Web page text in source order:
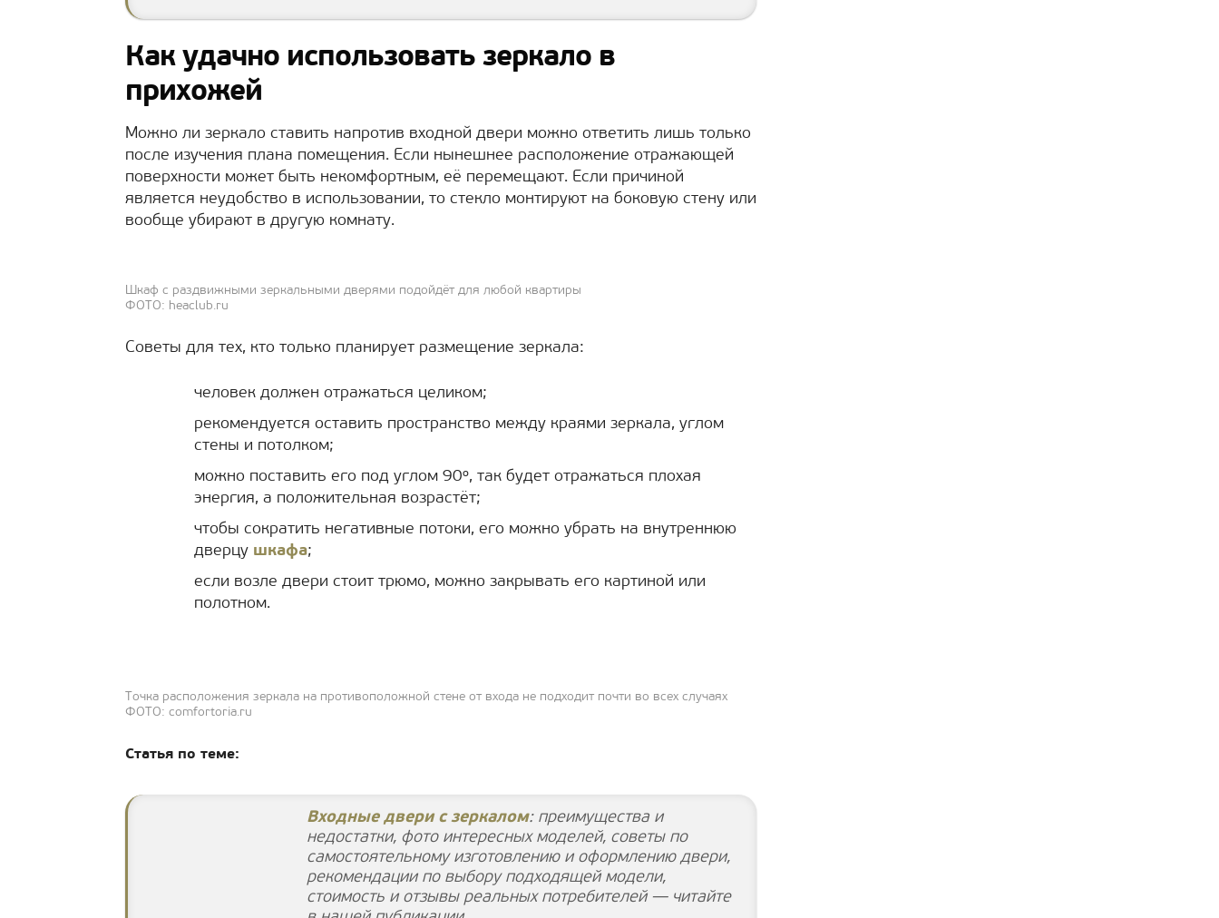
Как удачно использовать зеркало в
прихожей
Можно ли зеркало ставить напротив входной двери можно ответить лишь только
после изучения плана помещения. Если нынешнее расположение отражающей
поверхности может быть некомфортным, её перемещают. Если причиной
является неудобство в использовании, то стекло монтируют на боковую стену или
вообще убирают в другую комнату.
Шкаф с раздвижными зеркальными дверями подойдёт для любой квартиры
ФОТО: heaclub.ru
Советы для тех, кто только планирует размещение зеркала:
человек должен отражаться целиком;
рекомендуется оставить пространство между краями зеркала, углом
стены и потолком;
можно поставить его под углом 90º, так будет отражаться плохая
энергия, а положительная возрастёт;
чтобы сократить негативные потоки, его можно убрать на внутреннюю
дверцу шкафа;
если возле двери стоит трюмо, можно закрывать его картиной или
полотном.
Точка расположения зеркала на противоположной стене от входа не подходит почти во всех случаях
ФОТО: comfortoria.ru
Статья по теме:
Входные двери с зеркалом: преимущества и
недостатки, фото интересных моделей, советы по
самостоятельному изготовлению и оформлению двери,
рекомендации по выбору подходящей модели,
стоимость и отзывы реальных потребителей — читайте